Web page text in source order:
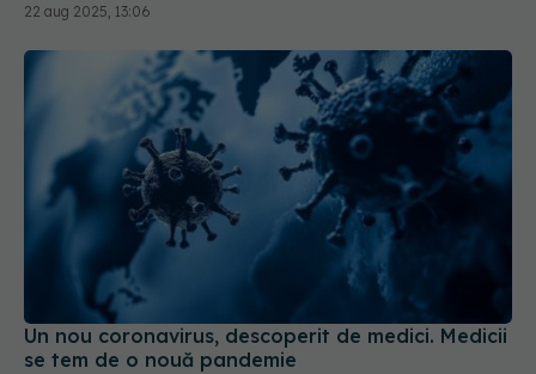
22 aug 2025, 13:06
Un nou coronavirus, descoperit de medici. Medicii
se tem de o nouă pandemie